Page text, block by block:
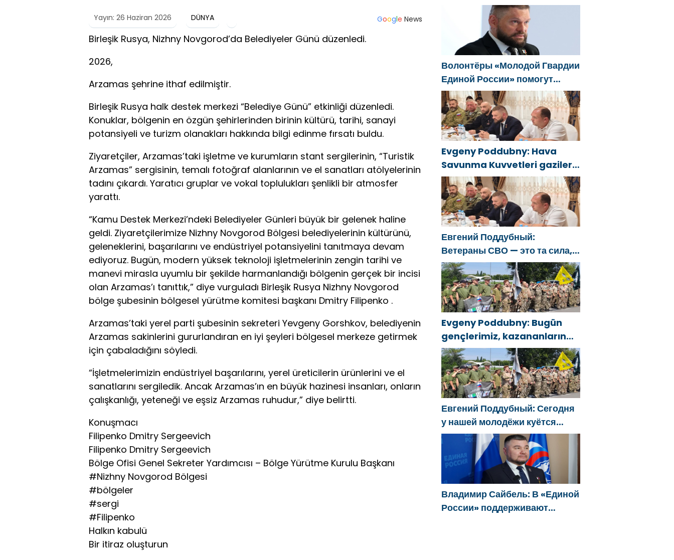
Yayın: 26 Haziran 2026 DÜNYA Google News
Birleşik Rusya, Nizhny Novgorod’da Belediyeler Günü düzenledi.
2026,
Arzamas şehrine ithaf edilmiştir.
Birleşik Rusya halk destek merkezi “Belediye Günü” etkinliği düzenledi.
Konuklar, bölgenin en özgün şehirlerinden birinin kültürü, tarihi, sanayi
potansiyeli ve turizm olanakları hakkında bilgi edinme fırsatı buldu.
Ziyaretçiler, Arzamas’taki işletme ve kurumların stant sergilerinin, “Turistik
Arzamas” sergisinin, temalı fotoğraf alanlarının ve el sanatları atölyelerinin
tadını çıkardı. Yaratıcı gruplar ve vokal toplulukları şenlikli bir atmosfer
yarattı.
“Kamu Destek Merkezi’ndeki Belediyeler Günleri büyük bir gelenek haline
geldi. Ziyaretçilerimize Nizhny Novgorod Bölgesi belediyelerinin kültürünü,
geleneklerini, başarılarını ve endüstriyel potansiyelini tanıtmaya devam
ediyoruz. Bugün, modern yüksek teknoloji işletmelerinin zengin tarihi ve
manevi mirasla uyumlu bir şekilde harmanlandığı bölgenin gerçek bir incisi
olan Arzamas’ı tanıttık,” diye vurguladı Birleşik Rusya Nizhny Novgorod
bölge şubesinin bölgesel yürütme komitesi başkanı Dmitry Filipenko .
Arzamas’taki yerel parti şubesinin sekreteri Yevgeny Gorshkov, belediyenin
Arzamas sakinlerini gururlandıran en iyi şeyleri bölgesel merkeze getirmek
için çabaladığını söyledi.
“İşletmelerimizin endüstriyel başarılarını, yerel üreticilerin ürünlerini ve el
sanatlarını sergiledik. Ancak Arzamas’ın en büyük hazinesi insanları, onların
çalışkanlığı, yeteneği ve eşsiz Arzamas ruhudur,” diye belirtti.
Konuşmacı
Filipenko Dmitry Sergeevich
Filipenko Dmitry Sergeevich
Bölge Ofisi Genel Sekreter Yardımcısı – Bölge Yürütme Kurulu Başkanı
#Nizhny Novgorod Bölgesi
#bölgeler
#sergi
#Filipenko
Halkın kabulü
Bir itiraz oluşturun
Belgorod sakinlerine yangın
söndürücüler ve jeneratörler
konusunda yardımcı olacak
Волонтёры «Молодой Гвардии
Единой России» помогут
белгородцам с
огнетушителями и
генераторами
Evgeny Poddubny: Hava
Savunma Kuvvetleri gazileri,
ülkeyi değiştirecek güçtür
Евгений Поддубный:
Ветераны СВО — это та сила,
которая изменит страну
Evgeny Poddubny: Bugün
gençlerimiz, kazananların
karakterini şekillendiriyor
Евгений Поддубный: Сегодня
у нашей молодёжи куётся
характер победителей
Владимир Сайбель: В «Единой
России» поддерживают